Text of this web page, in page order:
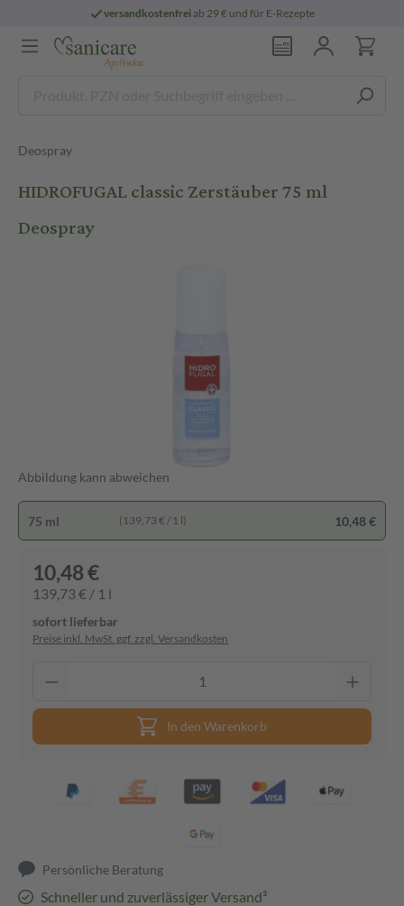
versandkostenfreiab 29 € und für E-Rezepte
Deospray
HIDROFUGAL classic Zerstäuber 75 ml
Deospray
Abbildung kann abweichen
75 ml (139,73 € / 1 l) 10,48 €
10,48 €
139,73 € / 1 l
sofort lieferbar
Preise inkl. MwSt. ggf. zzgl. Versandkosten
In den Warenkorb
Persönliche Beratung
Schneller und zuverlässiger Versand³